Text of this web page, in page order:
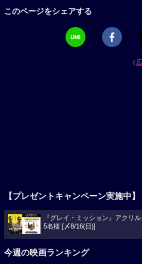
このページをシェアする
（
【プレゼントキャンペーン実施中】
『グレイ・ミッション』アクリ
5名様 [〆8/16(日)]
今週の映画ランキング